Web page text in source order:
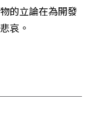
的立論在為開發
哀。